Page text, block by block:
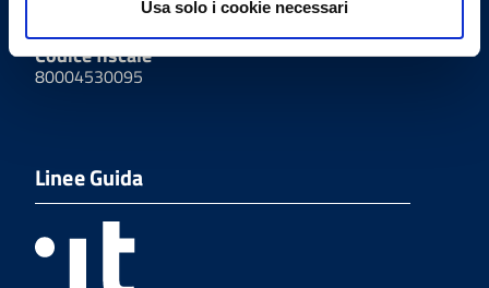
Usa solo i cookie necessari
Codice fiscale
80004530095
Linee Guida